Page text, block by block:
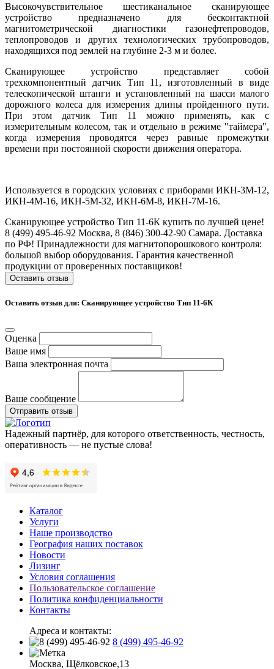
Высокочувствительное шестиканальное сканирующее
устройство предназначено для бесконтактной
магнитометрической диагностики газонефтепроводов,
теплопроводов и других технологических трубопроводов,
находящихся под землей на глубине 2-3 м и более.
Сканирующее устройство представляет собой
трехкомпонентный датчик Тип 11, изготовленный в виде
телескопической штанги и установленный на шасси малого
дорожного колеса для измерения длины пройденного пути.
При этом датчик Тип 11 можно применять, как с
измерительным колесом, так и отдельно в режиме "таймера",
когда измерения проводятся через равные промежутки
времени при постоянной скорости движения оператора.
Используется в городских условиях с приборами ИКН-3М-12,
ИКН-4М-16, ИКН-5М-32, ИКН-6М-8, ИКН-7М-16.
Сканирующее устройство Тип 11-6К купить по лучшей цене!
8 (499) 495-46-92 Москва, 8 (846) 300-42-90 Самара. Доставка
по РФ! Принадлежности для магнитопорошкового контроля:
большой выбор оборудования. Гарантия качественной
продукции от проверенных поставщиков!
Оставить отзыв
Оставить отзыв для: Сканирующее устройство Тип 11-6К
Оценка
Ваше имя
Ваша электронная почта
Ваше сообщение
Отправить отзыв
Надежный партнёр, для которого ответственность, честность,
оперативность — не пустые слова!
Каталог
Услуги
Наше производство
География наших поставок
Новости
Лизинг
Условия соглашения
Пользовательское соглашение
Политика конфиденциальности
Контакты
Адреса и контакты:
8 (499) 495-46-92
Москва, Щёлковское,13